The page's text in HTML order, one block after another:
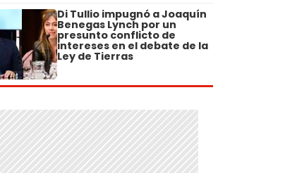
Di Tullio impugnó a Joaquín
Benegas Lynch por un
presunto conflicto de
intereses en el debate de la
Ley de Tierras